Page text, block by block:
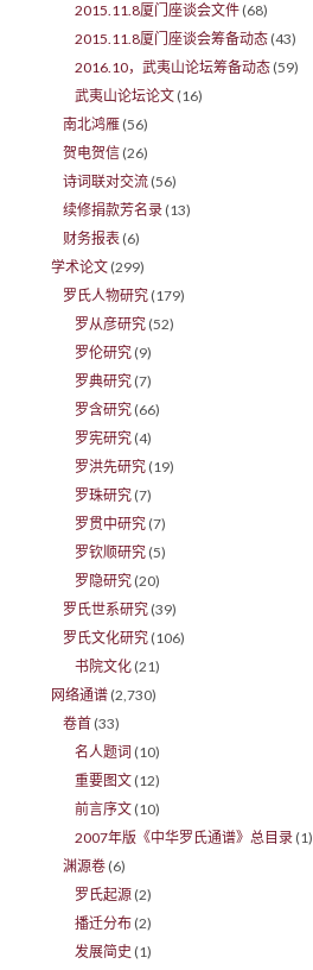
2015.11.8厦门座谈会文件 (68)
2015.11.8厦门座谈会筹备动态 (43)
2016.10，武夷山论坛筹备动态 (59)
武夷山论坛论文 (16)
南北鸿雁 (56)
贺电贺信 (26)
诗词联对交流 (56)
续修捐款芳名录 (13)
财务报表 (6)
学术论文 (299)
罗氏人物研究 (179)
罗从彦研究 (52)
罗伦研究 (9)
罗典研究 (7)
罗含研究 (66)
罗宪研究 (4)
罗洪先研究 (19)
罗珠研究 (7)
罗贯中研究 (7)
罗钦顺研究 (5)
罗隐研究 (20)
罗氏世系研究 (39)
罗氏文化研究 (106)
书院文化 (21)
网络通谱 (2,730)
卷首 (33)
名人题词 (10)
重要图文 (12)
前言序文 (10)
2007年版《中华罗氏通谱》总目录 (1)
渊源卷 (6)
罗氏起源 (2)
播迁分布 (2)
发展简史 (1)